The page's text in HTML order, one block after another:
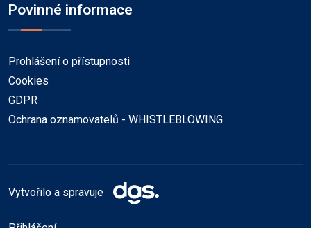
Povinné informace
Prohlášení o přístupnosti
Cookies
GDPR
Ochrana oznamovatelů - WHISTLEBLOWING
Vytvořilo a spravuje